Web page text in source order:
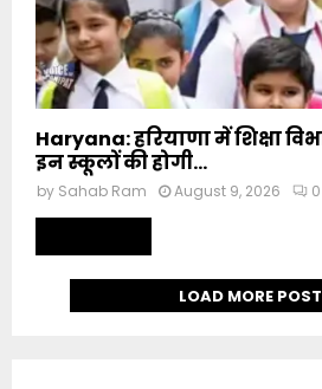
Haryana: हरियाणा में शिक्षा
इन स्कूलों की होगी...
by Sahab Ram August 9, 2026 0
LOAD MORE